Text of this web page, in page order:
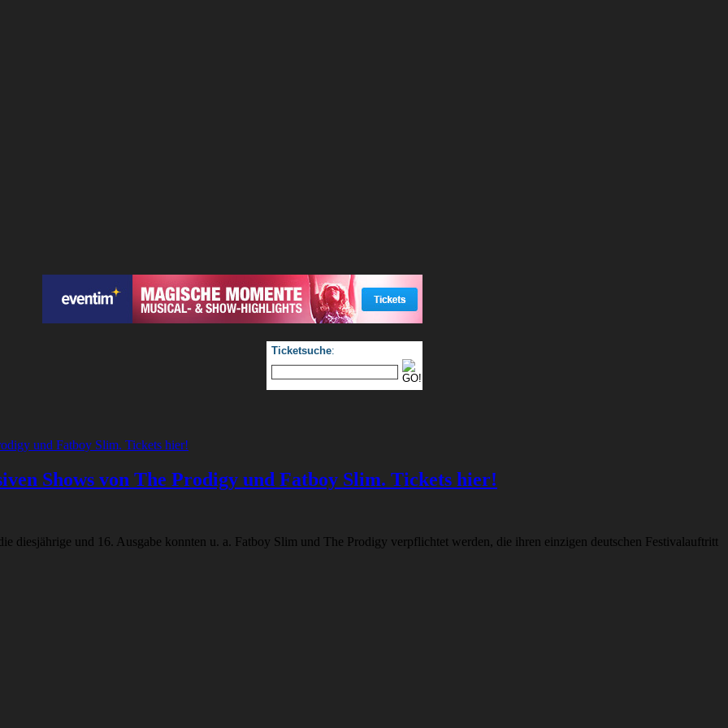
Ticketsuche:
Shows von The Prodigy und Fatboy Slim. Tickets hier!
diesjährige und 16. Ausgabe konnten u. a. Fatboy Slim und The Prodigy verpflichtet werden, die ihren einzigen deutschen Festivalauftritt